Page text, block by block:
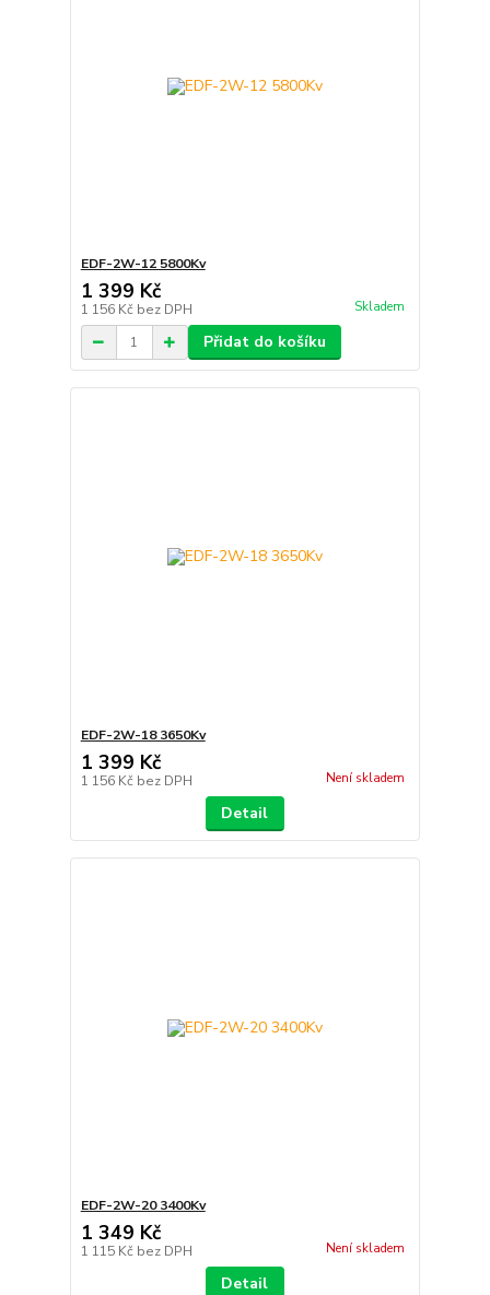
EDF-2W-12 5800Kv
1 399 Kč
1 156 Kč bez DPH Skladem
Přidat do košíku
EDF-2W-18 3650Kv
1 399 Kč
1 156 Kč bez DPH Není skladem
Detail
EDF-2W-20 3400Kv
1 349 Kč
1 115 Kč bez DPH Není skladem
Detail